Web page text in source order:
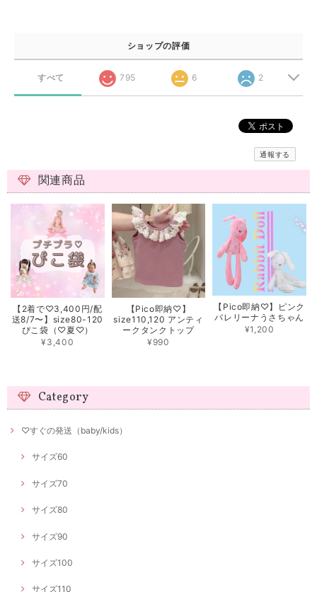
ショップの評価
すべて 795 6 2
通報する
関連商品
【2着で♡3,400円/配
送8/7〜】size80-120
ぴこ袋（♡夏♡）
¥3,400
【Pico即納♡】
size110,120 アンティ
ークタンクトップ
¥990
【Pico即納♡】ピンク
バレリーナうさちゃん
¥1,200
Category
♡すぐの発送（baby/kids）
サイズ60
サイズ70
サイズ80
サイズ90
サイズ100
サイズ110